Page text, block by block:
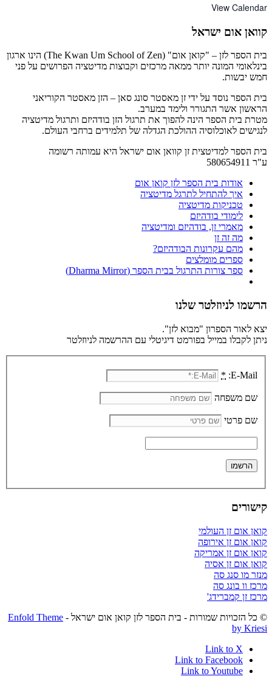
View Calendar
קוואן אום ישראל
בית הספר לזן – "קואן אום" (The Kwan Um School of Zen) הינו ארגון
בינלאומי המונה יותר ממאה מרכזים וקבוצות מדיטציה הפרושים על פני
חמש יבשות.
בית הספר נוסד על ידי זן מאסטר סונג סאן – הזן מאסטר הקוריאני
הראשון אשר התגורר ולימד במערב.
מטרת בית הספר הינה להפוך את תרגול הזן בודהיזם ותרגול מדיטציה
לנגישים לאוכלוסיה ההולכת הגדלה של תלמידים ברחבי העולם.
בית הספר למדיטצית זן קוואן אום ישראל היא עמותה רשומה
ע"ר 580654911
אודות בית הספר לזן קואן אום
איך להתחיל לתרגל מדיטציה
טכניקות מדיטציה
לימודי בודהיזם
מאמרי זן, בודהיזם ומדיטציה
מה זה זן
מהם עקרונות הבודהיזם?
ספרים מומלצים
ספר צורות התרגול בבית הספר (Dharma Mirror)
הרשמו לניוזלטר שלנו
יצא לאור הספרון "מבוא לזן".
ניתן לקבלו במייל בפורמט דיגיטלי עם ההרשמה לניוזלטר
E-Mail:
*
שם משפחה
שם פרטי
קישורים
קואן אום זן העולמי
קואן אום זן אירופה
קואן אום זן אמריקה
קואן אום זן אסיה
מנזר מו סנג סה
מרכז וו בונג סה
מרכז זן קמברידג'
© כל הזכויות שמורות - בית הספר לזן קואן אום ישראל - Enfold Theme
by Kriesi
Link to X
Link to Facebook
Link to Youtube